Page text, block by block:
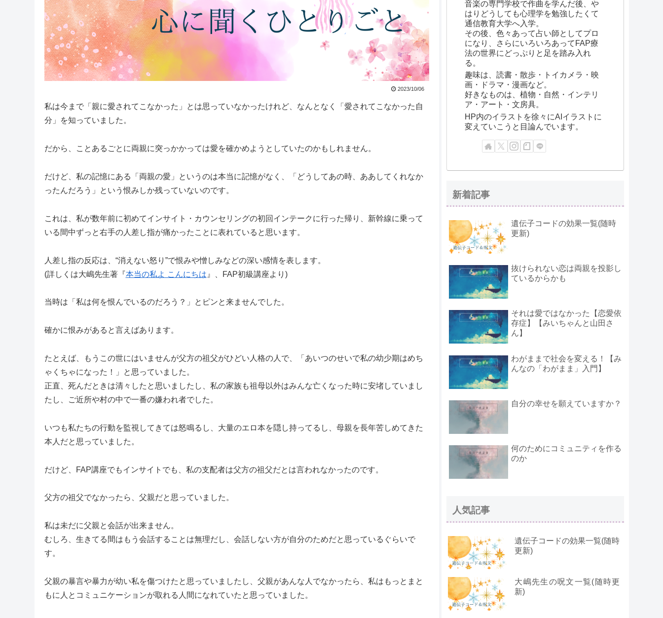
2023/10/06
私は今まで「親に愛されてこなかった」とは思っていなかったけれど、なんとなく「愛されてこなかった自
分」を知っていました。
だから、ことあるごとに両親に突っかかっては愛を確かめようとしていたのかもしれません。
だけど、私の記憶にある「両親の愛」というのは本当に記憶がなく、「どうしてあの時、ああしてくれなか
ったんだろう」という恨みしか残っていないのです。
これは、私が数年前に初めてインサイト・カウンセリングの初回インテークに行った帰り、新幹線に乗って
いる間中ずっと右手の人差し指が痛かったことに表れていると思います。
人差し指の反応は、“消えない怒り”で恨みや憎しみなどの深い感情を表します。
(詳しくは大嶋先生著『本当の私よ こんにちは 』、FAP初級講座より)
当時は「私は何を恨んでいるのだろう？」とピンと来ませんでした。
確かに恨みがあると言えばあります。
たとえば、もうこの世にはいませんが父方の祖父がひどい人格の人で、「あいつのせいで私の幼少期はめち
ゃくちゃになった！」と思っていました。
正直、死んだときは清々したと思いましたし、私の家族も祖母以外はみんな亡くなった時に安堵していまし
たし、ご近所や村の中で一番の嫌われ者でした。
いつも私たちの行動を監視してきては怒鳴るし、大量のエロ本を隠し持ってるし、母親を長年苦しめてきた
本人だと思っていました。
だけど、FAP講座でもインサイトでも、私の支配者は父方の祖父だとは言われなかったのです。
父方の祖父でなかったら、父親だと思っていました。
私は未だに父親と会話が出来ません。
むしろ、生きてる間はもう会話することは無理だし、会話しない方が自分のためだと思っているぐらいで
す。
父親の暴言や暴力が幼い私を傷つけたと思っていましたし、父親があんな人でなかったら、私はもっとまと
もに人とコミュニケーションが取れる人間になれていたと思っていました。
音楽の専門学校で作曲を学んだ後、や
はりどうしても心理学を勉強したくて
通信教育大学へ入学。
その後、色々あって占い師としてプロ
になり、さらにいろいろあってFAP療
法の世界にどっぷりと足を踏み入れ
る。
趣味は、読書・散歩・トイカメラ・映
画・ドラマ・漫画など。
好きなものは、植物・自然・インテリ
ア・アート・文房具。
HP内のイラストを徐々にAIイラストに
変えていこうと目論んでいます。
新着記事
遺伝子コードの効果一覧(随時
更新)
抜けられない恋は両親を投影し
ているからかも
それは愛ではなかった【恋愛依
存症】【みいちゃんと山田さ
ん】
わがままで社会を変える！【み
んなの「わがまま」入門】
自分の幸せを願えていますか？
何のためにコミュニティを作る
のか
人気記事
遺伝子コードの効果一覧(随時
更新)
大嶋先生の呪文一覧(随時更
新)